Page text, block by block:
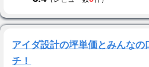
アイダ設計の坪単価とみんなの
チ！